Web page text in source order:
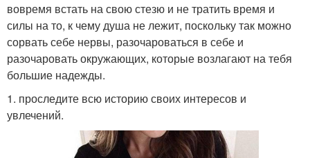
вовремя встать на свою стезю и не тратить время и
силы на то, к чему душа не лежит, поскольку так можно
сорвать себе нервы, разочароваться в себе и
разочаровать окружающих, которые возлагают на тебя
большие надежды.
1. проследите всю историю своих интересов и
увлечений.